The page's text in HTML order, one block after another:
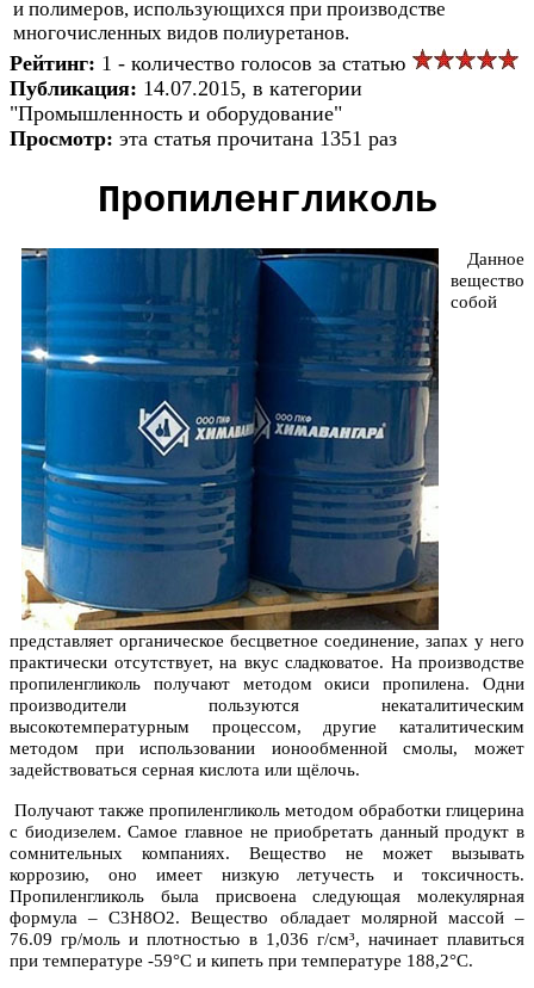
и полимеров, использующихся при производстве
многочисленных видов полиуретанов.
Рейтинг: 1 - количество голосов за статью
Публикация: 14.07.2015, в категории
"Промышленность и оборудование"
Просмотр: эта статья прочитана 1351 раз
Пропиленгликоль
Данное
вещество
собой
представляет органическое бесцветное соединение, запах у него
практически отсутствует, на вкус сладковатое. На производстве
пропиленгликоль получают методом окиси пропилена. Одни
производители пользуются некаталитическим
высокотемпературным процессом, другие каталитическим
методом при использовании ионообменной смолы, может
задействоваться серная кислота или щёлочь.
Получают также пропиленгликоль методом обработки глицерина
с биодизелем. Самое главное не приобретать данный продукт в
сомнительных компаниях. Вещество не может вызывать
коррозию, оно имеет низкую летучесть и токсичность.
Пропиленгликоль была присвоена следующая молекулярная
формула – C3H8O2. Вещество обладает молярной массой –
76.09 гр/моль и плотностью в 1,036 г/см³, начинает плавиться
при температуре -59°C и кипеть при температуре 188,2°C.